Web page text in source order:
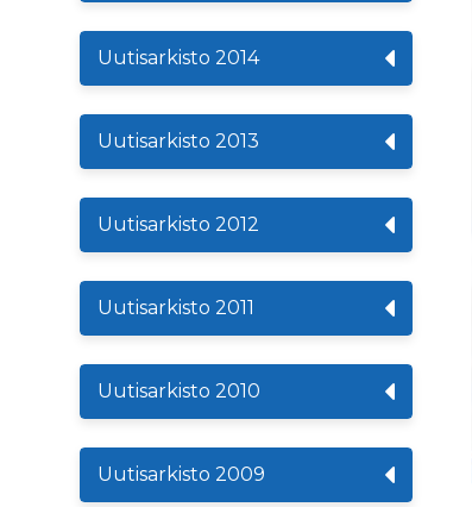
Uutisarkisto 2014
Uutisarkisto 2013
Uutisarkisto 2012
Uutisarkisto 2011
Uutisarkisto 2010
Uutisarkisto 2009